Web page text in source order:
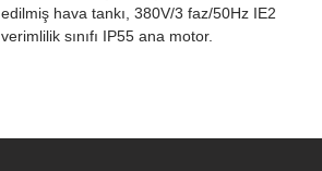
edilmiş hava tankı, 380V/3 faz/50Hz IE2
verimlilik sınıfı IP55 ana motor.